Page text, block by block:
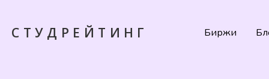
СТУДРЕЙТИНГ Биржи